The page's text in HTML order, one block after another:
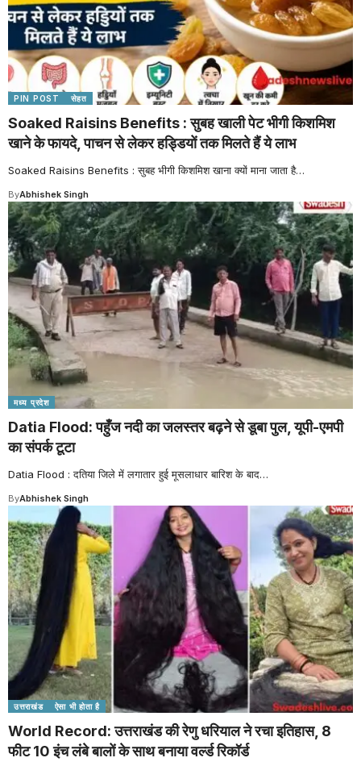
PIN POST सेहत
Soaked Raisins Benefits : सुबह खाली पेट भीगी किशमिश
खाने के फायदे, पाचन से लेकर हड्डियों तक मिलते हैं ये लाभ
Soaked Raisins Benefits : सुबह भीगी किशमिश खाना क्यों माना जाता है…
ByAbhishek Singh
मध्य प्रदेश
Datia Flood: पहुँज नदी का जलस्तर बढ़ने से डूबा पुल, यूपी-एमपी
का संपर्क टूटा
Datia Flood : दतिया जिले में लगातार हुई मूसलाधार बारिश के बाद…
ByAbhishek Singh
उत्तराखंड ऐसा भी होता है
World Record: उत्तराखंड की रेणु धरियाल ने रचा इतिहास, 8
फीट 10 इंच लंबे बालों के साथ बनाया वर्ल्ड रिकॉर्ड